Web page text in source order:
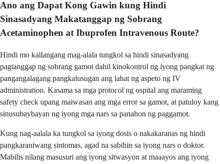
Ano ang Dapat Kong Gawin kung Hindi
Sinasadyang Makatanggap ng Sobrang
Acetaminophen at Ibuprofen Intravenous Route?
Hindi mo kailangang mag-alala tungkol sa hindi sinasadyang
pagtanggap ng sobrang gamot dahil kinokontrol ng iyong pangkat ng
pangangalagang pangkalusugan ang lahat ng aspeto ng IV
administration. Kasama sa mga protocol ng ospital ang maraming
safety check upang maiwasan ang mga error sa gamot, at patuloy kang
sinusubaybayan ng iyong mga nars sa panahon ng paggamot.
Kung nag-aalala ka tungkol sa iyong dosis o nakakaranas ng hindi
pangkaraniwang sintomas, agad na sabihin sa iyong nars o doktor.
Mabilis nilang masusuri ang iyong sitwasyon at maaayos ang iyong